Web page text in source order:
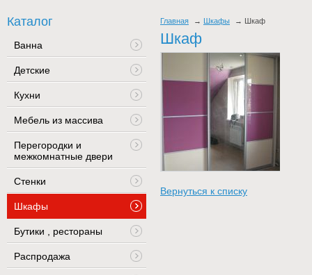
Главная Шкафы Шкаф
Шкаф
Вернуться к списку
Каталог
Ванна
Детские
Кухни
Мебель из массива
Перегородки и
межкомнатные двери
Стенки
Шкафы
Бутики , рестораны
Распродажа